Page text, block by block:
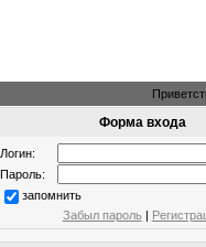
Форма входа
Логин:
Пароль:
запомнить
Забыл пароль